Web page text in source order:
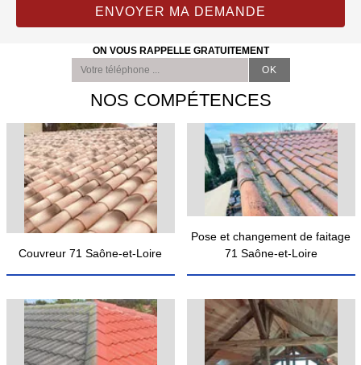
ON VOUS RAPPELLE GRATUITEMENT
NOS COMPÉTENCES
Couvreur 71 Saône-et-Loire
Pose et changement de faitage
71 Saône-et-Loire